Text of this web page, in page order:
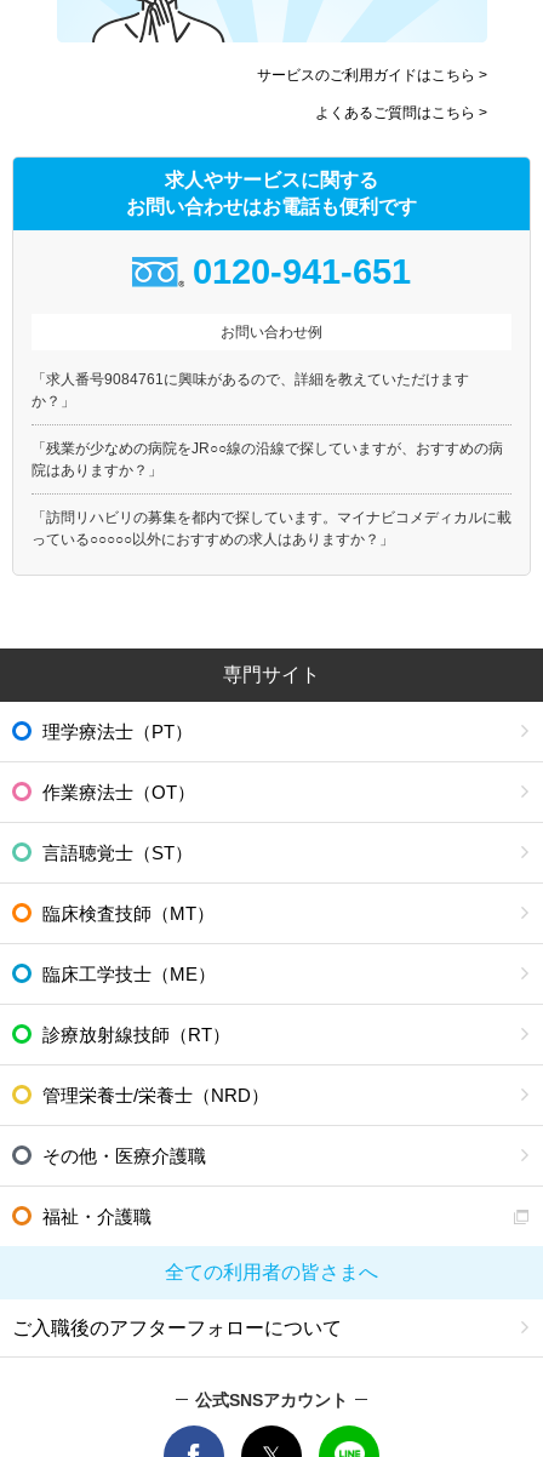
サービスのご利用ガイドはこちら >
よくあるご質問はこちら >
求人やサービスに関する
お問い合わせはお電話も便利です
0120-941-651
お問い合わせ例
「求人番号9084761に興味があるので、詳細を教えていただけます
か？」
「残業が少なめの病院をJR○○線の沿線で探していますが、おすすめの病
院はありますか？」
「訪問リハビリの募集を都内で探しています。マイナビコメディカルに載
っている○○○○○以外におすすめの求人はありますか？」
専門サイト
理学療法士（PT）
作業療法士（OT）
言語聴覚士（ST）
臨床検査技師（MT）
臨床工学技士（ME）
診療放射線技師（RT）
管理栄養士/栄養士（NRD）
その他・医療介護職
福祉・介護職
全ての利用者の皆さまへ
ご入職後のアフターフォローについて
公式SNSアカウント